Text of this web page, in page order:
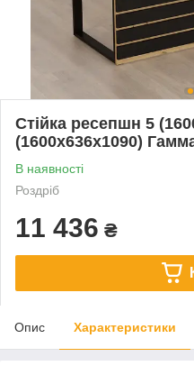
Стійка ресепшн 5
(1600x636x1090)
В наявності
Роздріб
11 436 ₴
Опис Характеристики